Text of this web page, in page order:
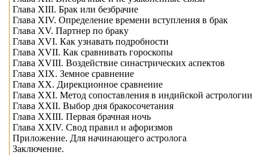
Глава XIII. Брак или безбрачие
Глава XIV. Определение времени вступления в брак
Глава XV. Партнер по браку
Глава XVI. Как узнавать подробности
Глава XVII. Как сравнивать гороскопы
Глава XVIII. Воздействие синастрических аспектов
Глава XIX. Земное сравнение
Глава XX. Дирекционное сравнение
Глава XXI. Метод сопоставления в индийской астрологии
Глава XXII. Выбор дня бракосочетания
Глава XXIII. Первая брачная ночь
Глава XXIV. Свод правил и афоризмов
Приложение. Для начинающего астролога
Заключение.